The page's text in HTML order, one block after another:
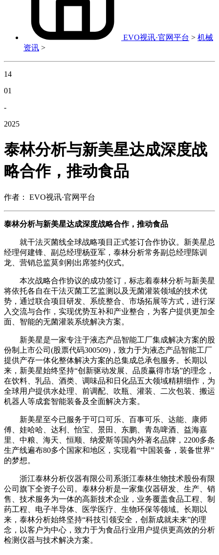
EVO视讯·官网平台 > 机械
资讯 >
14
01
-
2025
泰林分析与新美星达成深度战
略合作，推动食品
作者： EVO视讯·官网平台
泰林分析与新美星达成深度战略合作，推动食品
就干法灭菌线全球战略项目正式签订合作协议。新美星总
经理何建锋、副总经理杨亚军，泰林分析常务副总经理陈训
龙、营销总监莫剑刚出席签约仪式。
本次战略合作协议的成功签订，标志着泰林分析与新美星
将依托各自在干法灭菌工艺监测以及无菌灌装领域的技术优
势，通过联合项目研发、系统整合、市场拓展等方式，进行深
入交流与合作，实现优势互补和产业整合，为客户提供更加全
面、智能的无菌灌装系统解决方案。
新美星是一家专注于液态产品智能工厂集成解决方案的股
份制上市公司(股票代码300509)，致力于为液态产品智能工厂
提供产存一体化整体解决方案的总集成总承包服务。长期以
来，新美星始终坚持“创新驱动发展、品质赢得市场”的理念，
在饮料、乳品、酒类、调味品和日化品五大领域精耕细作，为
全球用户提供水处理、前调配、吹瓶、灌装、二次包装、搬运
机器人等成套智能装备及全面解决方案。
新美星至今已服务于可口可乐、百事可乐、达能、康师
傅、娃哈哈、达利、怡宝、景田、东鹏、青岛啤酒、益海嘉
里、中粮、海天、恒顺、纳爱斯等国内外著名品牌，2200多条
生产线遍布80多个国家和地区，实现着“中国装备，装备世界”
的梦想。
浙江泰林分析仪器有限公司系浙江泰林生物技术股份有限
公司旗下全资子公司。泰林分析是一家集仪器研发、生产、销
售、技术服务为一体的高新技术企业，业务覆盖食品工程、制
药工程、电子半导体、医学医疗、生物环保等领域。长期以
来，泰林分析始终坚持“科技引领安全，创新成就未来”的理
念，以客户为中心，致力于为食品行业用户提供更高效的分析
检测仪器与技术解决方案。